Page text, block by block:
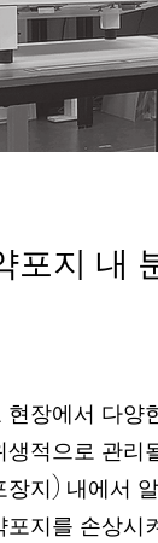
포지 내
현장에서 다양
생적으로 관리
장지) 내에서
포지를 손상시